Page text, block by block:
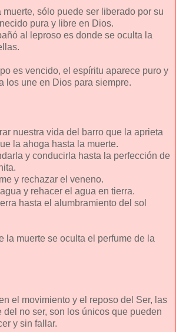
sólo puede ser liberado por su
pura y libre en Dios.
al leproso es donde se oculta la
es vencido, el espíritu aparece puro y
los une en Dios para siempre.
nuestra vida del barro que la aprieta
la ahoga hasta la muerte.
y conducirla hasta la perfección de
y rechazar el veneno.
y rehacer el agua en tierra.
hasta el alumbramiento del sol
la muerte se oculta el perfume de la
el movimiento y el reposo del Ser, las
del no ser, son los únicos que pueden
y sin fallar.